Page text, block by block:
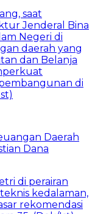
Daerah
Dana